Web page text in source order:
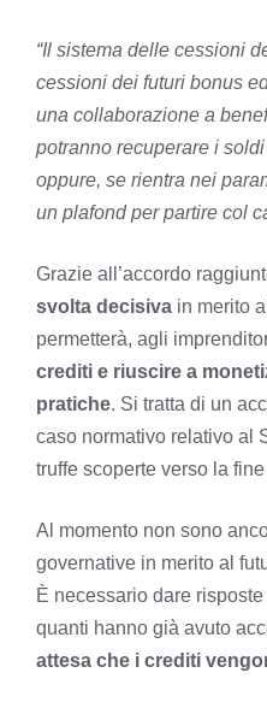
“Il sistema delle cessioni
cessioni dei futuri bonus
una collaborazione a
potranno recuperare i
oppure, se rientra nei
un plafond per partire col
Grazie all’accordo
svolta decisiva in merito
permetterà, agli
crediti e riuscire a
pratiche. Si tratta di un
caso normativo relativo al
truffe scoperte verso la
Al momento non sono
governative in merito al
È necessario dare
quanti hanno già avuto
attesa che i crediti